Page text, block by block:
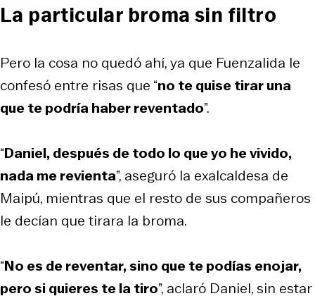
La particular broma sin filtro
Pero la cosa no quedó ahí, ya que Fuenzalida le
confesó entre risas que “no te quise tirar una
que te podría haber reventado”.
“Daniel, después de todo lo que yo he vivido,
nada me revienta”, aseguró la exalcaldesa de
Maipú, mientras que el resto de sus compañeros
le decían que tirara la broma.
“No es de reventar, sino que te podías enojar,
pero si quieres te la tiro”, aclaró Daniel, sin estar